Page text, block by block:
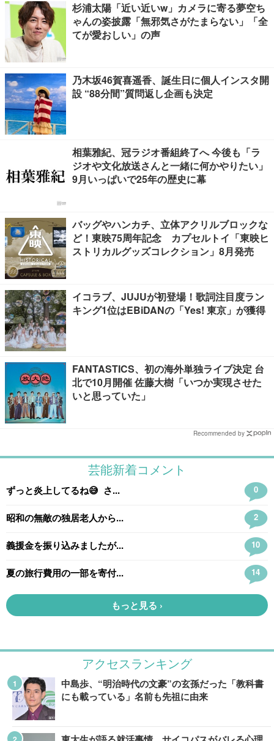
杉浦太陽「近い近いw」カメラに寄る夢空ち
ゃんの姿披露「無邪気さがたまらない」「全
てが愛おしい」の声
乃木坂46賀喜遥香、誕生日に個人インスタ開
設 “88分間”質問返し企画も決定
相葉雅紀、冠ラジオ番組終了へ 今後も「ラ
ジオや文化放送さんと一緒に何かやりたい」
9月いっぱいで25年の歴史に幕
バッグやハンカチ、立体アクリルブロックな
ど！東映75周年記念 カプセルトイ「東映ヒ
ストリカルグッズコレクション」8月発売
イコラブ、JUJUが初登場！歌詞注目度ラン
キング1位はEBiDANの「Yes! 東京」が獲得
FANTASTICS、初の海外単独ライブ決定 台
北で10月開催 佐藤大樹「いつか実現させた
いと思っていた」
Recommended by
アクセスランキング
中島歩、“明治時代の文豪”の玄孫だった「教科書
にも載っている」名前も先祖に由来